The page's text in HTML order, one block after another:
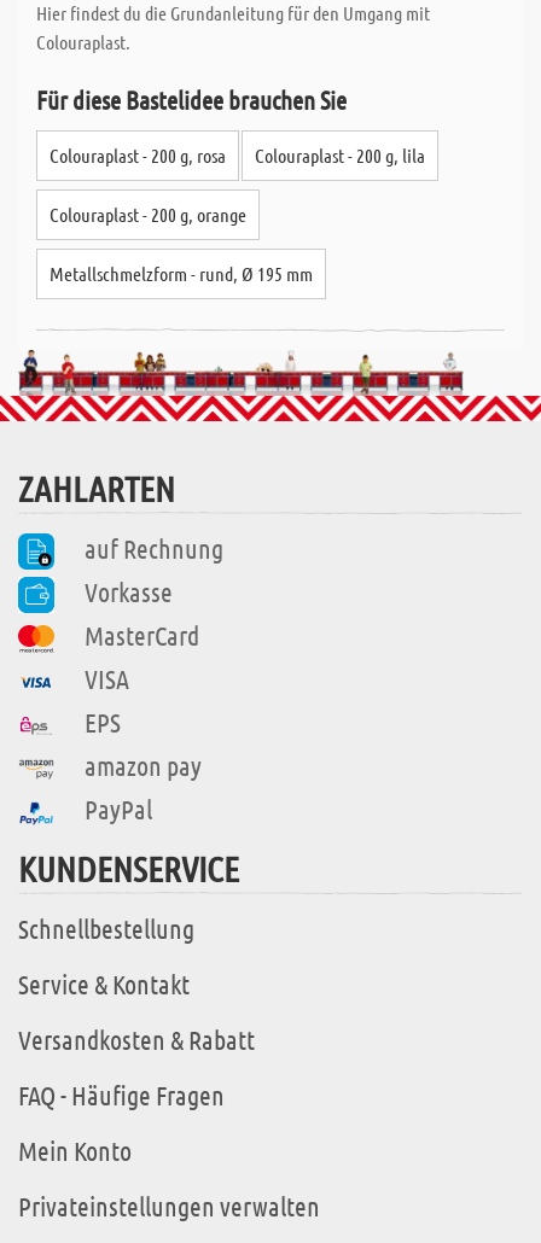
Hier findest du die Grundanleitung für den Umgang mit
Colouraplast.
Für diese Bastelidee brauchen Sie
Colouraplast - 200 g, rosa Colouraplast - 200 g, lila
Colouraplast - 200 g, orange
Metallschmelzform - rund, Ø 195 mm
ZAHLARTEN
auf Rechnung
Vorkasse
MasterCard
VISA
EPS
amazon pay
PayPal
KUNDENSERVICE
Schnellbestellung
Service & Kontakt
Versandkosten & Rabatt
FAQ - Häufige Fragen
Mein Konto
Privateinstellungen verwalten